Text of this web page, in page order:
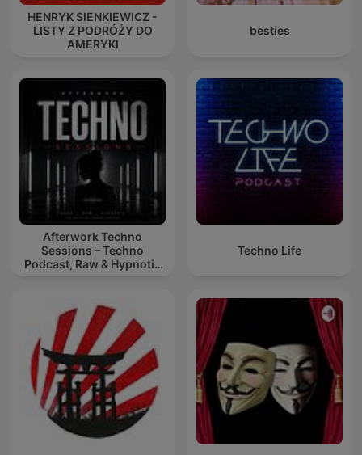
HENRYK SIENKIEWICZ -
LISTY Z PODRÓŻY DO
AMERYKI
besties
Afterwork Techno
Sessions – Techno
Podcast, Raw & Hypnotic
Techno Life